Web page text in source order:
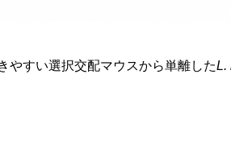
やすい選択交配マウスから単離したL.